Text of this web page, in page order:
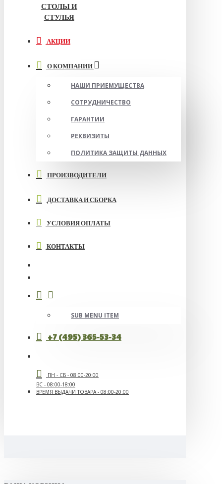
СТОЛЫ И
СТУЛЬЯ
АКЦИИ
О КОМПАНИИ
НАШИ ПРИЕМУЩЕСТВА
СОТРУДНИЧЕСТВО
ГАРАНТИИ
РЕКВИЗИТЫ
ПОЛИТИКА ЗАЩИТЫ ДАННЫХ
ПРОИЗВОДИТЕЛИ
ДОСТАВКА И СБОРКА
УСЛОВИЯ ОПЛАТЫ
КОНТАКТЫ
SUB MENU ITEM
+7 (495) 365-53-34
ПН - СБ - 08:00-20:00
ВС - 08:00-18:00
ВРЕМЯ ВЫДАЧИ ТОВАРА - 08:00-20:00